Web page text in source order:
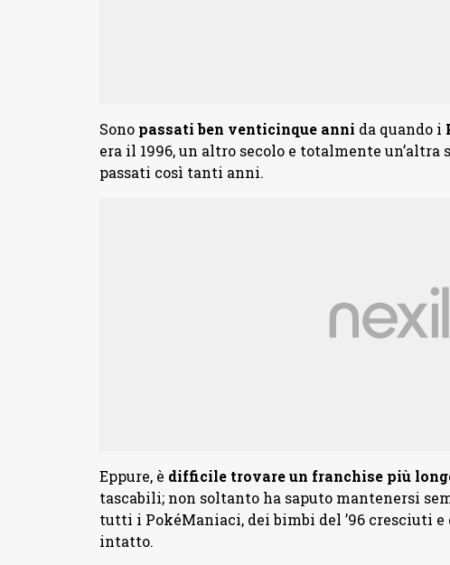
Sono passati ben venticinque anni da quando i
era il 1996, un altro secolo e totalmente
passati così tanti anni.
Eppure, è difficile trovare un franchise più
tascabili; non soltanto ha saputo mantenersi
tutti i PokéManiaci, dei bimbi del ’96 cresciuti
intatto.